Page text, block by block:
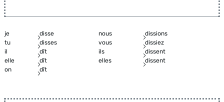
je disse nous
dissions
tu
disses vous
dissiez
il
dît ils
dissent
elle
dît elles
dissent
on
dît